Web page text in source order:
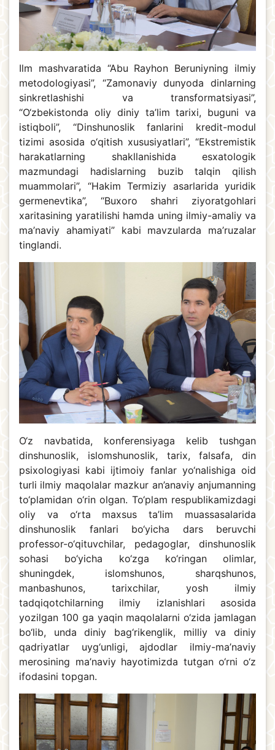
Ilm mashvaratida “Abu Rayhon Beruniyning ilmiy
metodologiyasi”, “Zamonaviy dunyoda dinlarning
sinkretlashishi va transformatsiyasi”,
“O‘zbekistonda oliy diniy ta’lim tarixi, buguni va
istiqboli”, “Dinshunoslik fanlarini kredit-modul
tizimi asosida o‘qitish xususiyatlari”, “Ekstremistik
harakatlarning shakllanishida esxatologik
mazmundagi hadislarning buzib talqin qilish
muammolari”, “Hakim Termiziy asarlarida yuridik
germenevtika”, “Buxoro shahri ziyoratgohlari
xaritasining yaratilishi hamda uning ilmiy-amaliy va
ma’naviy ahamiyati” kabi mavzularda ma’ruzalar
tinglandi.
O‘z navbatida, konferensiyaga kelib tushgan
dinshunoslik, islomshunoslik, tarix, falsafa, din
psixologiyasi kabi ijtimoiy fanlar yo‘nalishiga oid
turli ilmiy maqolalar mazkur an’anaviy anjumanning
to‘plamidan o‘rin olgan. To‘plam respublikamizdagi
oliy va o‘rta maxsus ta’lim muassasalarida
dinshunoslik fanlari bo‘yicha dars beruvchi
professor-o‘qituvchilar, pedagoglar, dinshunoslik
sohasi bo‘yicha ko‘zga ko‘ringan olimlar,
shuningdek, islomshunos, sharqshunos,
manbashunos, tarixchilar, yosh ilmiy
tadqiqotchilarning ilmiy izlanishlari asosida
yozilgan 100 ga yaqin maqolalarni o‘zida jamlagan
bo‘lib, unda diniy bag‘rikenglik, milliy va diniy
qadriyatlar uyg‘unligi, ajdodlar ilmiy-ma’naviy
merosining ma’naviy hayotimizda tutgan o‘rni o‘z
ifodasini topgan.